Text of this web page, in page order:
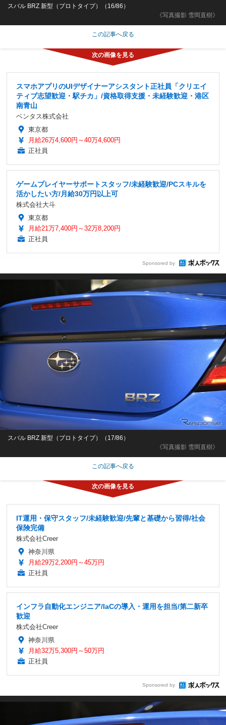
《写真撮影 雪岡直樹》
スバル BRZ 新型（プロトタイプ）（16/86）
この記事へ戻る
スマホアプリのUIデザイナーアシスタント正社員「クリエイ
ティブ志望歓迎・駅チカ」/資格取得支援・未経験歓迎・港区
南青山
ベンタス株式会社
東京都
月給26万4,600円～40万4,600円
正社員
ゲームプレイヤーサポートスタッフ/未経験歓迎/PCスキルを
活かしたい方/月給30万円以上可
株式会社大斗
東京都
月給21万7,400円～32万8,200円
正社員
Sponsored by
《写真撮影 雪岡直樹》
スバル BRZ 新型（プロトタイプ）（17/86）
この記事へ戻る
IT運用・保守スタッフ/未経験歓迎/先輩と基礎から習得/社会
保険完備
株式会社Creer
神奈川県
月給29万2,200円～45万円
正社員
インフラ自動化エンジニア/IaCの導入・運用を担当/第二新卒
歓迎
株式会社Creer
神奈川県
月給32万5,300円～50万円
正社員
Sponsored by